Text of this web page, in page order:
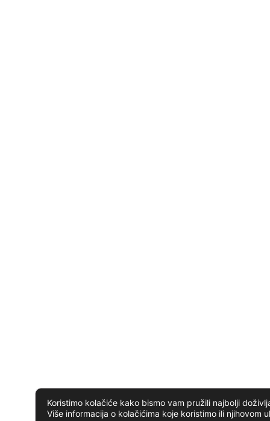
Koristimo kolačiće kako bismo vam pružili najbolji
Više informacija o kolačićima koje koristimo ili njihovom